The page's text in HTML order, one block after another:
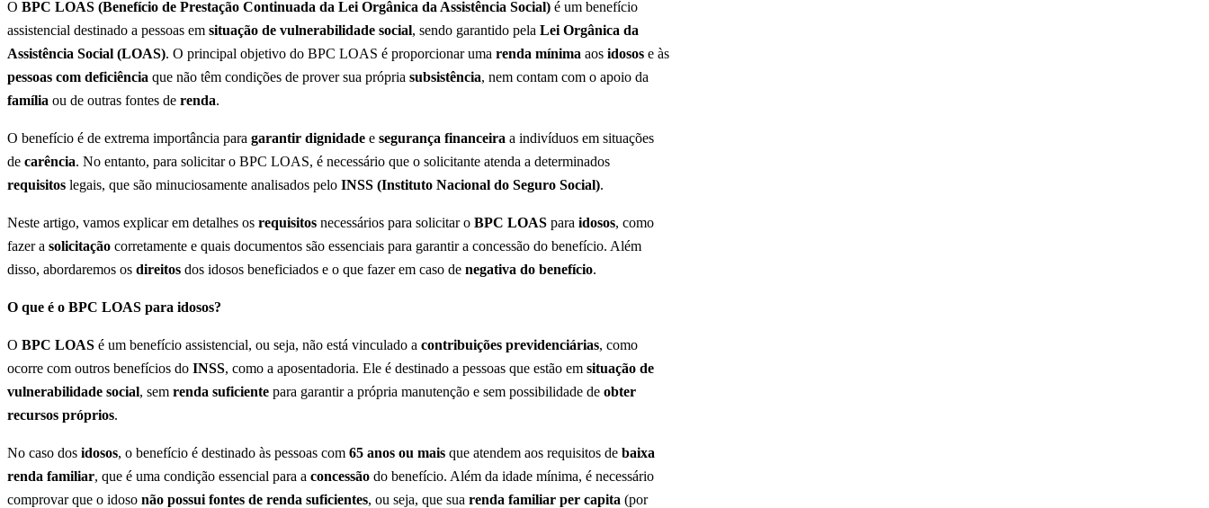
O BPC LOAS (Benefício de Prestação Continuada da Lei Orgânica da Assistência Social) é um benefício
assistencial destinado a pessoas em situação de vulnerabilidade social, sendo garantido pela Lei Orgânica da
Assistência Social (LOAS). O principal objetivo do BPC LOAS é proporcionar uma renda mínima aos idosos e às
pessoas com deficiência que não têm condições de prover sua própria subsistência, nem contam com o apoio da
família ou de outras fontes de renda.
O benefício é de extrema importância para garantir dignidade e segurança financeira a indivíduos em situações
de carência. No entanto, para solicitar o BPC LOAS, é necessário que o solicitante atenda a determinados
requisitos legais, que são minuciosamente analisados pelo INSS (Instituto Nacional do Seguro Social).
Neste artigo, vamos explicar em detalhes os requisitos necessários para solicitar o BPC LOAS para idosos, como
fazer a solicitação corretamente e quais documentos são essenciais para garantir a concessão do benefício. Além
disso, abordaremos os direitos dos idosos beneficiados e o que fazer em caso de negativa do benefício.
O que é o BPC LOAS para idosos?
O BPC LOAS é um benefício assistencial, ou seja, não está vinculado a contribuições previdenciárias, como
ocorre com outros benefícios do INSS, como a aposentadoria. Ele é destinado a pessoas que estão em situação de
vulnerabilidade social, sem renda suficiente para garantir a própria manutenção e sem possibilidade de obter
recursos próprios.
No caso dos idosos, o benefício é destinado às pessoas com 65 anos ou mais que atendem aos requisitos de baixa
renda familiar, que é uma condição essencial para a concessão do benefício. Além da idade mínima, é necessário
comprovar que o idoso não possui fontes de renda suficientes, ou seja, que sua renda familiar per capita (por